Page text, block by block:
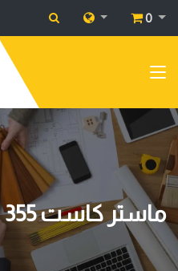
0
ماستر كاست 355